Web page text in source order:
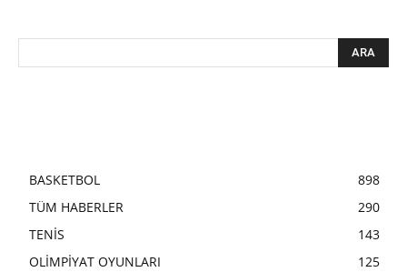
BASKETBOL
898
TÜM HABERLER
290
TENİS
143
OLİMPİYAT OYUNLARI
125